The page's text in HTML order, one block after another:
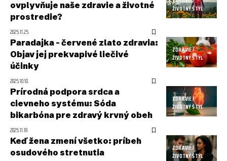
ŽIVOTNÝ ŠTÝL
ovplyvňuje naše zdravie a životné
prostredie?
2025.11.25.
ZDRAVIE /
ŽIVOTNÝ ŠTÝL
Paradajka – červené zlato zdravia:
Objav jej prekvapivé liečivé
účinky
2025.10.10.
ZDRAVIE /
ŽIVOTNÝ ŠTÝL
Prírodná podpora srdca a
cievneho systému: Sóda
bikarbóna pre zdravý krvný obeh
2025.11.18.
ZDRAVIE /
ŽIVOTNÝ ŠTÝL
Keď žena zmení všetko: príbeh
osudového stretnutia